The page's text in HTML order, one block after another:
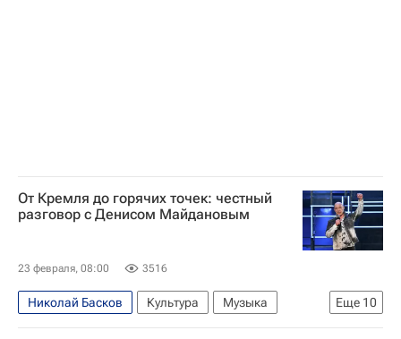
От Кремля до горячих точек: честный
разговор с Денисом Майдановым
23 февраля, 08:00 3516
Еще 10
Николай Басков Культура
Музыка
"Русская медиагруппа"
Госдума РФ